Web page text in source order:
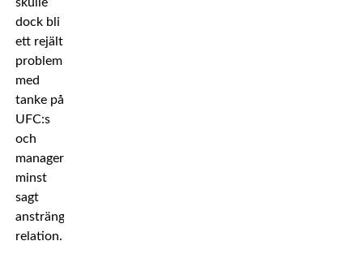
dock bli
ett rejält
problem
med
tanke på
UFC:s
och
managerns
minst
sagt
ansträngda
relation.